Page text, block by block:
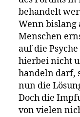
behandelt
Wenn bislang
Menschen
auf die
hierbei nicht
handeln darf,
nun die
Doch die
von vielen